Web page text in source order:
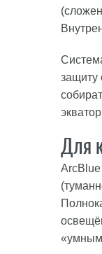
защиту
Для
ArcBlue